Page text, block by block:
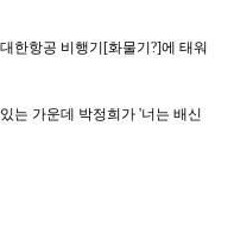
한항공 비행기[화물기?]에 태워
는 가운데 박정희가 '너는 배신